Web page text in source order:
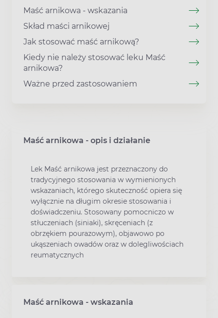
Maść arnikowa - wskazania
Skład maści arnikowej
Jak stosować maść arnikową?
Kiedy nie należy stosować leku Maść
arnikowa?
Ważne przed zastosowaniem
Maść arnikowa - opis i działanie
Lek Maść arnikowa jest przeznaczony do
tradycyjnego stosowania w wymienionych
wskazaniach, którego skuteczność opiera się
wyłącznie na długim okresie stosowania i
doświadczeniu. Stosowany pomocniczo w
stłuczeniach (siniaki), skręceniach (z
obrzękiem pourazowym), objawowo po
ukąszeniach owadów oraz w dolegliwościach
reumatycznych
Maść arnikowa - wskazania